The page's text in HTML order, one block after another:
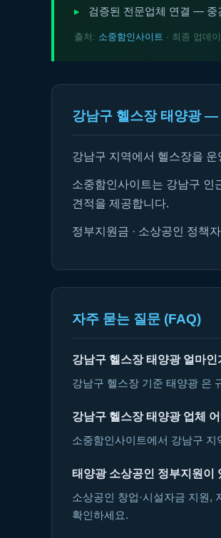
검증된 전문업체 연결 — 중
출처: 소중함인사이트 · 최종 업데
강남구 헬스장 태양광 —
강남구 지역에서 헬스장을
소중함인사이트는 강남구 인
견적을 제공합니다.
정부지원금 · 소상공인 정책
자주 묻는 질문 (FAQ)
강남구 헬스장 태양광 얼마인
강남구 헬스장 기준 태양광 은
강남구 헬스장 태양광 업체
소중함인사이트에서 강남구
태양광 소상공인 정부지원이
소상공인 창업·시설자금 지원,
확인하세요.